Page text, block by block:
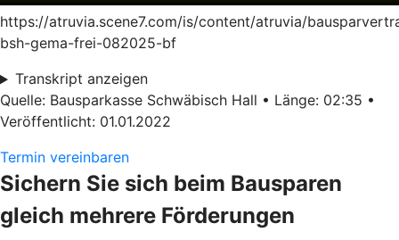
https://atruvia.scene7.com/is/content/atruvia/
bsh-gema-frei-082025-bf
Transkript anzeigen
Quelle: Bausparkasse Schwäbisch Hall • Länge: 02:35 •
Veröffentlicht: 01.01.2022
Termin vereinbaren
Sichern Sie sich beim Bausparen
gleich mehrere Förderungen